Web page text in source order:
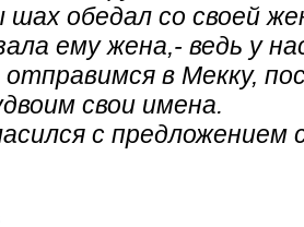
обедал со своей
ему жена,- ведь у
отправимся в Мекку,
свои имена.
с предложением